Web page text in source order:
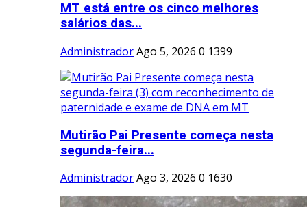
MT está entre os cinco melhores
salários das...
AdministradorAgo 5, 2026 0 1399
Mutirão Pai Presente começa nesta
segunda-feira...
AdministradorAgo 3, 2026 0 1630